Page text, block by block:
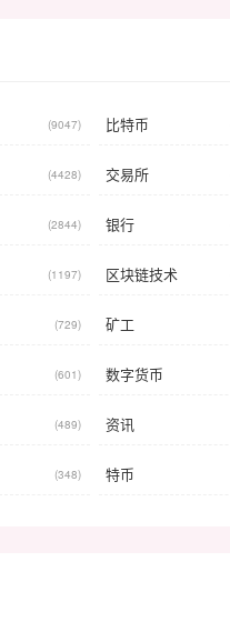
(9047) 比特币
(4428) 交易所
(2844) 银行
(1197) 区块链技术
(729) 矿工
(601) 数字货币
(489) 资讯
(348) 特币